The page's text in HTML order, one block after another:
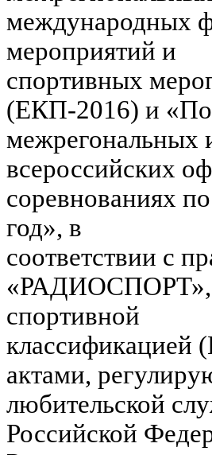
международных
мероприятий и
спортивных
(ЕКП-2016) и
межрегональных
всероссийских
соревнованиях
год», в
соответствии с
«РАДИОСПОРТ»,
спортивной
актами,
любительской
Российской